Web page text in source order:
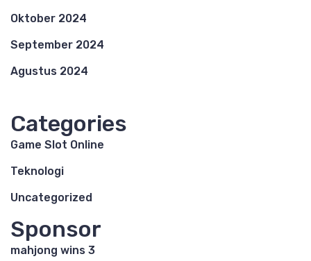
Oktober 2024
September 2024
Agustus 2024
Categories
Game Slot Online
Teknologi
Uncategorized
Sponsor
mahjong wins 3